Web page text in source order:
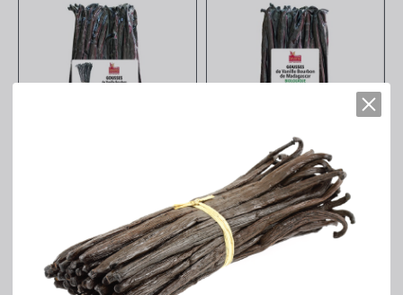
Bourbon Madagascar -
CONVENTIONNELLE - 250
g
Aperçu rapide
Gousses de Vanille LAVANY
Bourbon Madagascar -
BIOLOGIQUE - 250 g